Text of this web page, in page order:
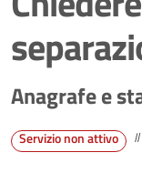
Anagrafe e
Servizio non attivo